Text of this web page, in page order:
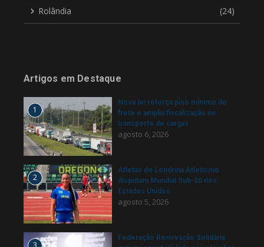
Rolândia (24)
Artigos em Destaque
1
Nova lei reforça piso mínimo do
frete e amplia fiscalização no
transporte de cargas
agosto 6, 2026
2
Atletas de Londrina Atletismo
disputam Mundial Sub-20 nos
Estados Unidos
agosto 5, 2026
3
Federação Renovação Solidária